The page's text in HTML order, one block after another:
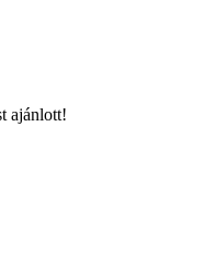
ajánlott!